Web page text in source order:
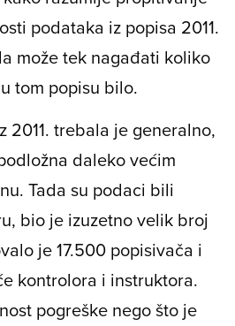
podataka iz popisa 2011.
može tek nagađati koliko
tom popisu bilo.
2011. trebala je generalno,
daleko većim
Tada su podaci bili
bio je izuzetno velik broj
je 17.500 popisivača i
kontrolora i instruktora.
pogreške nego što je